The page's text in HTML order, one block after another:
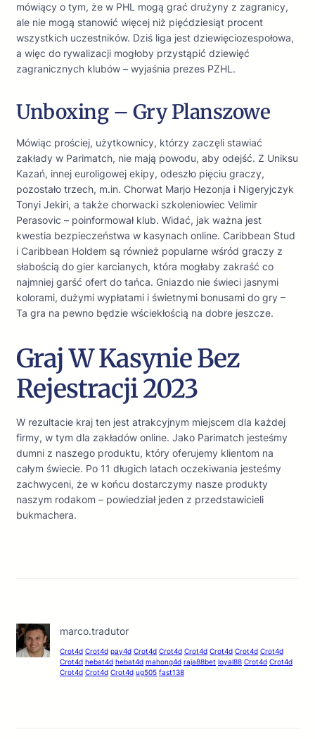
mówiący o tym, że w PHL mogą grać drużyny z zagranicy,
ale nie mogą stanowić więcej niż pięćdziesiąt procent
wszystkich uczestników. Dziś liga jest dziewięciozespołowa,
a więc do rywalizacji mogłoby przystąpić dziewięć
zagranicznych klubów – wyjaśnia prezes PZHL.
Unboxing – Gry Planszowe
Mówiąc prościej, użytkownicy, którzy zaczęli stawiać
zakłady w Parimatch, nie mają powodu, aby odejść. Z Uniksu
Kazań, innej euroligowej ekipy, odeszło pięciu graczy,
pozostało trzech, m.in. Chorwat Marjo Hezonja i Nigeryjczyk
Tonyi Jekiri, a także chorwacki szkoleniowiec Velimir
Perasovic – poinformował klub. Widać, jak ważna jest
kwestia bezpieczeństwa w kasynach online. Caribbean Stud
i Caribbean Holdem są również popularne wśród graczy z
słabością do gier karcianych, która mogłaby zakraść co
najmniej garść ofert do tańca. Gniazdo nie świeci jasnymi
kolorami, dużymi wypłatami i świetnymi bonusami do gry –
Ta gra na pewno będzie wściekłością na dobre jeszcze.
Graj W Kasynie Bez
Rejestracji 2023
W rezultacie kraj ten jest atrakcyjnym miejscem dla każdej
firmy, w tym dla zakładów online. Jako Parimatch jesteśmy
dumni z naszego produktu, który oferujemy klientom na
całym świecie. Po 11 długich latach oczekiwania jesteśmy
zachwyceni, że w końcu dostarczymy nasze produkty
naszym rodakom – powiedział jeden z przedstawicieli
bukmachera.
marco.tradutor
Crot4d Crot4d pay4d Crot4d Crot4d Crot4d Crot4d Crot4d Crot4d
Crot4d hebat4d hebat4d mahong4d raja88bet loyal88 Crot4d Crot4d
Crot4d Crot4d Crot4d ug505 fast138